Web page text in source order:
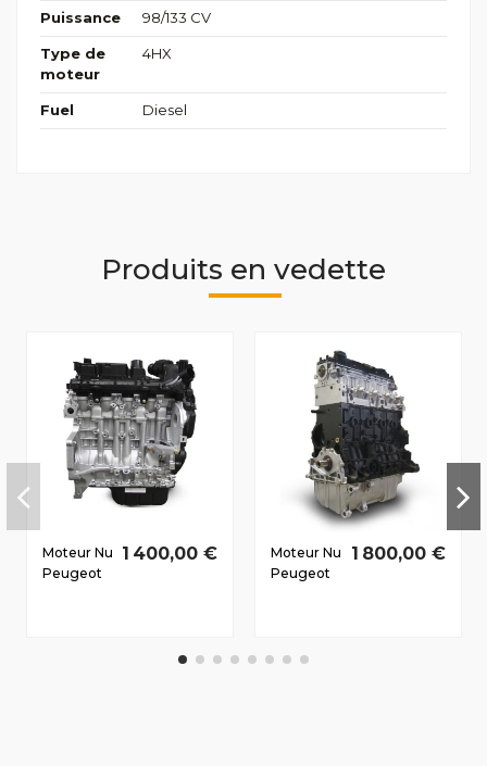
Puissance 98/133 CV
Type de
moteur
4HX
Fuel Diesel
Produits en vedette
Moteur Nu
Peugeot
1 400,00 €
Moteur Nu
Peugeot
Ranc I/II
1 800,00 €